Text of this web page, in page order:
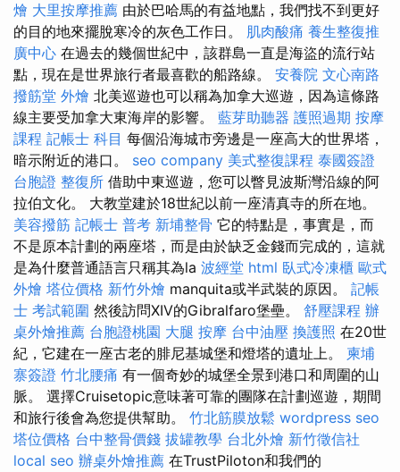
燴 大里按摩推薦 由於巴哈馬的有益地點，我們找不到更好
的目的地來擺脫寒冷的灰色工作日。 肌肉酸痛 養生整復推
廣中心 在過去的幾個世紀中，該群島一直是海盜的流行站
點，現在是世界旅行者最喜歡的船路線。 安養院 文心南路
撥筋堂 外燴 北美巡遊也可以稱為加拿大巡遊，因為這條路
線主要受加拿大東海岸的影響。 藍芽助聽器 護照過期 按摩
課程 記帳士 科目 每個沿海城市旁邊是一座高大的世界塔，
暗示附近的港口。 seo company 美式整復課程 泰國簽證
台胞證 整復所 借助中東巡遊，您可以瞥見波斯灣沿線的阿
拉伯文化。 大教堂建於18世紀以前一座清真寺的所在地。
美容撥筋 記帳士 普考 新埔整骨 它的特點是，事實是，而
不是原本計劃的兩座塔，而是由於缺乏金錢而完成的，這就
是為什麼普通語言只稱其為la 波經堂 html 臥式冷凍櫃 歐式
外燴 塔位價格 新竹外燴 manquita或半武裝的原因。 記帳
士 考試範圍 然後訪問XIV的Gibralfaro堡壘。 舒壓課程 辦
桌外燴推薦 台胞證桃園 大腿 按摩 台中油壓 換護照 在20世
紀，它建在一座古老的腓尼基城堡和燈塔的遺址上。 柬埔
寨簽證 竹北腰痛 有一個奇妙的城堡全景到港口和周圍的山
脈。 選擇Cruisetopic意味著可靠的團隊在計劃巡遊，期間
和旅行後會為您提供幫助。 竹北筋膜放鬆 wordpress seo
塔位價格 台中整骨價錢 拔罐教學 台北外燴 新竹徵信社
local seo 辦桌外燴推薦 在TrustPiloton和我們的